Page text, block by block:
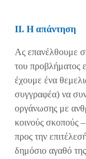
ΙΙ. Η απάντηση
Ας επανέλθουμε
του προβλήματος
έχουμε ένα
συγγραφέα) να
οργάνωσης με
κοινούς σκοπούς
προς την
δημόσιο αγαθό